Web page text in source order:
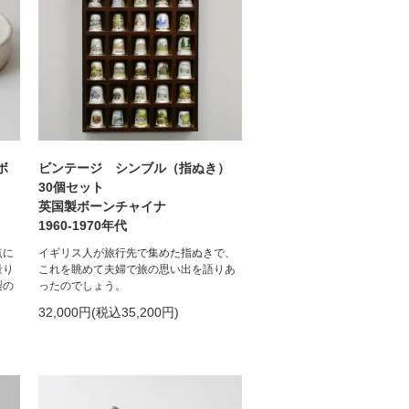
の
ビンテージ シンブル（指ぬき）
30個セット
英国製ボーンチャイナ
1960-1970年代
イギリス人が旅行先で集めた指ぬきで、
これを眺めて夫婦で旅の思い出を語りあ
ったのでしょう。
32,000円(税込35,200円)